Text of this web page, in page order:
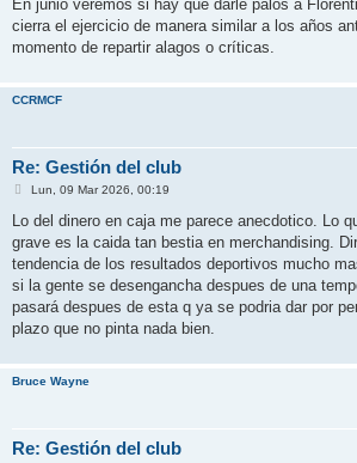
En junio veremos si hay que darle palos a
cierra el ejercicio de manera similar a los años
momento de repartir alagos o críticas.
CCRMCF
Re: Gestión del club
M
n
a
j
Lun, 09 Mar 2026, 00:19
Lo del dinero en caja me parece anecdotico. Lo
grave es la caida tan bestia en merchandising.
tendencia de los resultados deportivos mucho
si la gente se desengancha despues de una
pasará despues de esta q ya se podria dar por
plazo que no pinta nada bien.
Bruce Wayne
Re: Gestión del club